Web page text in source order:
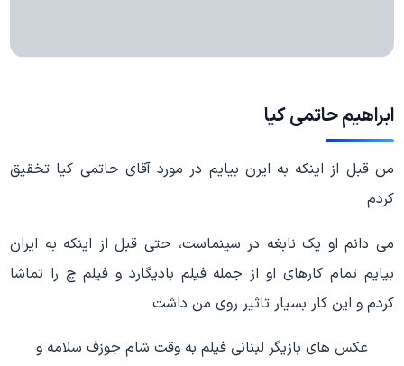
ابراهیم حاتمی کیا
من قبل از اینکه به ایرن بیایم در مورد آقای حاتمی کیا تخقیق
کردم
می دانم او یک نابغه در سینماست، حتی قبل از اینکه به ایران
بیایم تمام کارهای او از جمله فیلم بادیگارد و فیلم چ را تماشا
کردم و این کار بسیار تاثیر روی من داشت
عکس های بازیگر لبنانی فیلم به وقت شام جوزف سلامه و